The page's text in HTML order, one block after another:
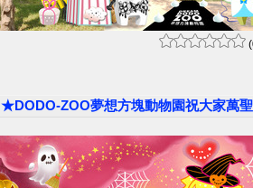
★DODO-ZOO夢想方塊動物園祝大家萬